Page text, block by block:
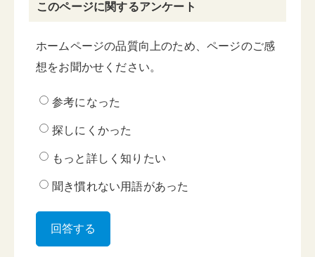
このページに関するアンケート
ホームページの品質向上のため、ページのご感
想をお聞かせください。
参考になった
探しにくかった
もっと詳しく知りたい
聞き慣れない用語があった